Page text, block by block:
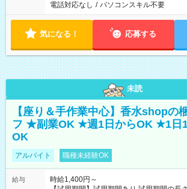
電話対応なし / パソコンスキル不要
気になる！ 応募する
未読
【座り＆手作業中心】香水shopの
フ ★副業OK ★週1日からOK ★1日
OK
アルバイト 職種未経験OK
給与
時給1,400円～